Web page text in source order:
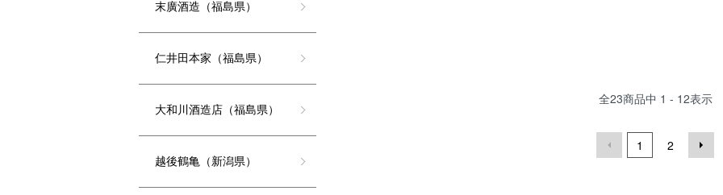
全23商品中 1 - 12表示
1 2
末廣酒造（福島県）
仁井田本家（福島県）
大和川酒造店（福島県）
越後鶴亀（新潟県）